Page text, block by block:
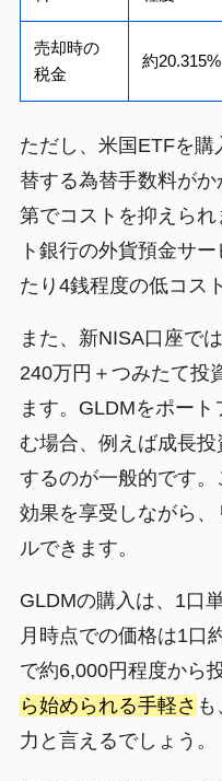
売却時の
税金
約20.315%
ただし、米国ETFを
替する為替手数料が
第でコストを抑えら
ト銀行の外貨預金サ
たり4銭程度の低コス
また、新NISA口座で
240万円＋つみたて投
ます。GLDMをポー
む場合、例えば成長
するのが一般的です
効果を享受しながら
ルできます。
GLDMの購入は、1口
月時点での価格は1口
で約6,000円程度から
ら始められる手軽さ
力と言えるでしょう。